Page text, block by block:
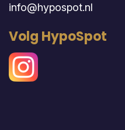
info@hypospot.nl
Volg HypoSpot